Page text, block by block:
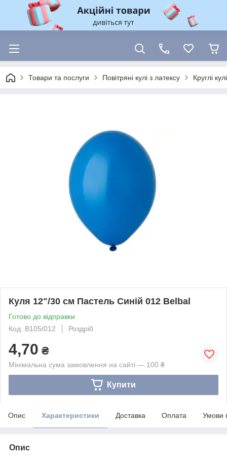
Товари та послуги Повітряні кулі з латексу Круглі
Куля 12"/30 см Пастель Синій 012 Belbal
Готово до відправки
Код: B105/012
Роздріб
4,70 ₴
Мінімальна сума замовлення на сайті — 100 ₴
Купити
Опис Характеристики Доставка Оплата Умови
Опис